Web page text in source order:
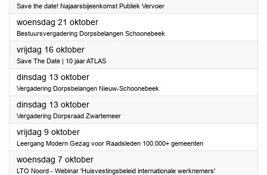
Save the date! Najaarsbijeenkomst Publiek Vervoer
woensdag 21 oktober2026
Bestuursvergadering Dorpsbelangen Schoonebeek
vrijdag 16 oktober2026
Save The Date | 10 jaar ATLAS
dinsdag 13 oktober2026
Vergadering Dorpsbelangen Nieuw-Schoonebeek
dinsdag 13 oktober2026
Vergadering Dorpsraad Zwartemeer
vrijdag 9 oktober2026
Leergang Modern Gezag voor Raadsleden 100.000+ gemeenten
woensdag 7 oktober2026
LTO Noord - Webinar 'Huisvestingsbeleid internationale werknemers'